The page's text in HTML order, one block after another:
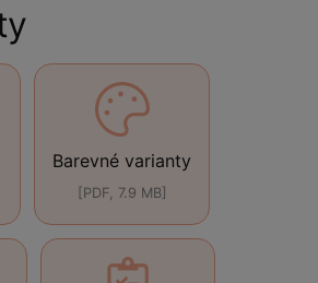
Barevné varianty
[PDF, 7.9 MB]